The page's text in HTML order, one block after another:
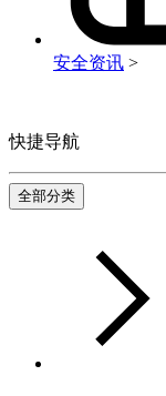
安全资讯 >
快捷导航
全部分类